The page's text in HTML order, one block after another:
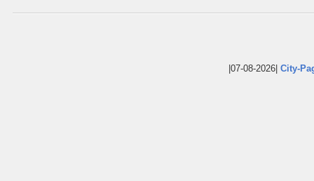
|07-08-2026| City-